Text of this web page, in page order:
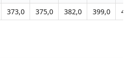
373,0 375,0 382,0 399,0